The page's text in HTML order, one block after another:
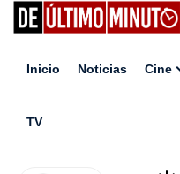
Inicio Noticias Cine
TV